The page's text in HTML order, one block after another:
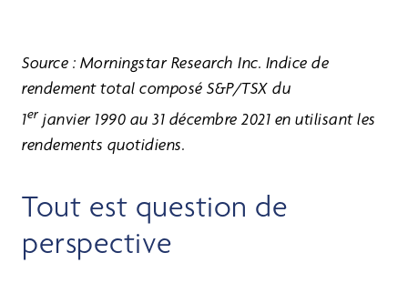
Source : Morningstar Research Inc. Indice de
rendement total composé S&P/TSX du
1erjanvier 1990 au 31 décembre 2021 en utilisant les
rendements quotidiens.
Tout est question de
perspective